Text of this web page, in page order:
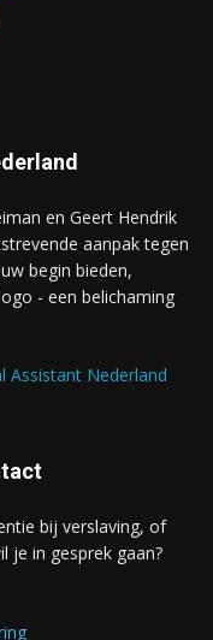
en Geert Hendrik
aanpak tegen
begin bieden,
- een belichaming
Assistant Nederland
bij verslaving, of
je in gesprek gaan?